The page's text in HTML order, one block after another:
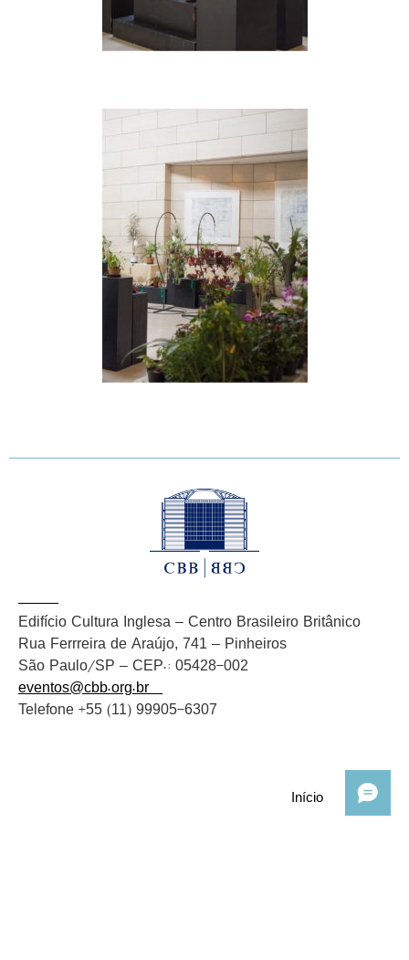
Edifício Cultura Inglesa – Centro Brasileiro Britânico
Rua Ferrreira de Araújo, 741 – Pinheiros
São Paulo/SP – CEP.: 05428-002
eventos@cbb.org.br
Telefone +55 (11) 99905-6307
Início